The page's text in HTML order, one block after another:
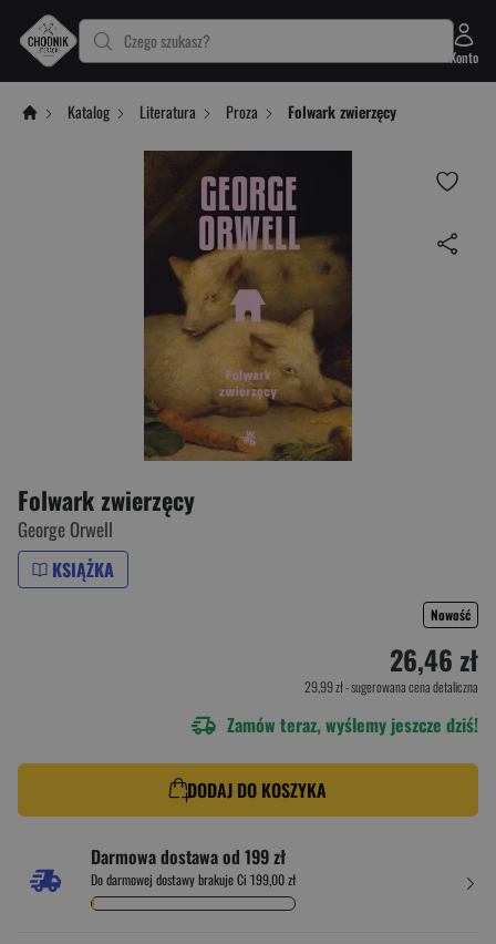
Czego szukasz?
Konto
Katalog Literatura Proza Folwark zwierzęcy
Folwark zwierzęcy
George Orwell
KSIĄŻKA
Nowość
26,46 zł
29,99 zł- sugerowana cena detaliczna
Zamów teraz, wyślemy jeszcze dziś!
DODAJ DO KOSZYKA
Darmowa dostawa od 199 zł
Do darmowej dostawy brakuje Ci 199,00 zł